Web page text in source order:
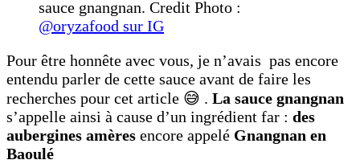
sauce gnangnan. Credit Photo :
@oryzafood sur IG
Pour être honnête avec vous, je n’avais pas encore
entendu parler de cette sauce avant de faire les
recherches pour cet article 😅 . La sauce gnangnan
s’appelle ainsi à cause d’un ingrédient far : des
aubergines amères encore appelé Gnangnan en
Baoulé